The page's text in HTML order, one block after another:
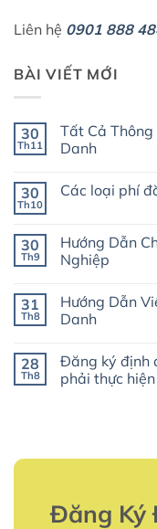
Liên hệ 0901 888
BÀI VIẾT MỚI
30
Th11
Tất Cả
Danh
bình
Cả
Thông
Tin
Đăng
Ký
Tên
30
Th10
Các loại phí
luận
ở
Các
đăng
ký
tên
cần
phải
biết
30
Th9
Hướng Dẫn
Nghiệp
bình
luận
ở
Chi
Tiết
Đăng
31
Th8
Hướng Dẫn
Danh
bình
luận
ở
Danh
28
Th8
Đăng ký định
phải thực
là
gì?
Đăng Ký